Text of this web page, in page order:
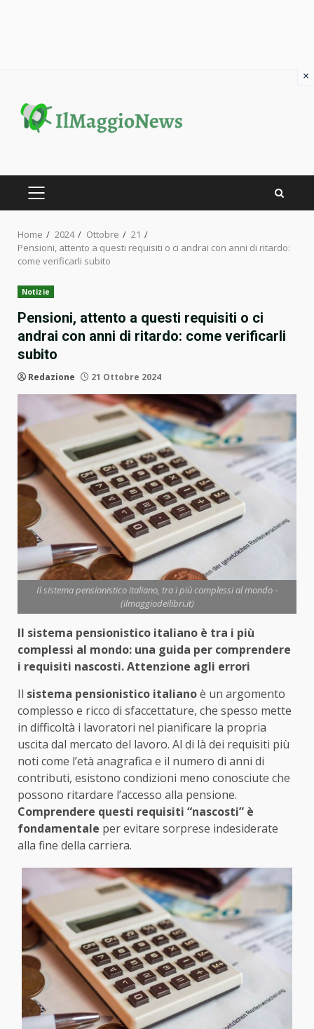
content
PRIMARY
Home 2024 Ottobre
21
Pensioni, attento a questi requisiti o ci andrai con anni di ritardo:
come verificarli subito
Notizie
Pensioni, attento a questi requisiti o ci
andrai con anni di ritardo: come verificarli
subito
Redazione 21 Ottobre 2024
Il sistema pensionistico italiano, tra i più complessi al mondo -
(ilmaggiodeilibri.it)
Il sistema pensionistico italiano è tra i più
complessi al mondo: una guida per comprendere
i requisiti nascosti. Attenzione agli errori
Il sistema pensionistico italianoè un argomento
complesso e ricco di sfaccettature, che spesso mette
in difficoltà i lavoratori nel pianificare la propria
uscita dal mercato del lavoro. Al di là dei requisiti più
noti come l’età anagrafica e il numero di anni di
contributi, esistono condizioni meno conosciute che
possono ritardare l’accesso alla pensione.
Comprendere questi requisiti “nascosti” è
fondamentale per evitare sorprese indesiderate
alla fine della carriera.
×